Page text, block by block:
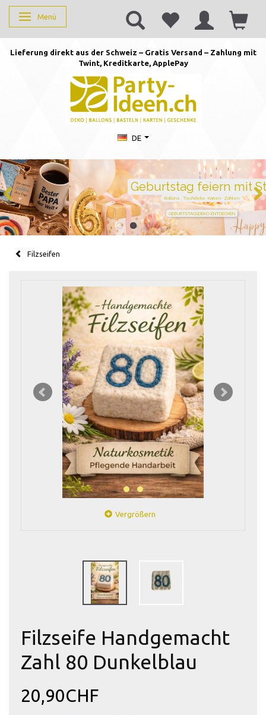
Anzeige ändern
Menü
Lieferung direkt aus der Schweiz – Gratis Versand – Zahlung mit
Twint, Kreditkarte, ApplePay
DE
Geburtstag feiern mit Stil
Ballons · Tischdeko · Karten · Zahlen
GEBURTSTAGSDEKO ENTDECKEN
Filzseifen
Vergrößern
Filzseife Handgemacht
Zahl 80 Dunkelblau
20,90CHF